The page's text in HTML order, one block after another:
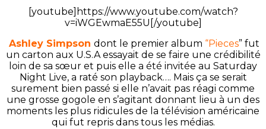
[youtube]https://www.youtube.com/watch?
v=iWGEwmaE55U[/youtube]
Ashley Simpson dont le premier album “Pieces” fut
un carton aux U.S.A essayait de se faire une crédibilité
loin de sa sœur et puis elle a été invitée au Saturday
Night Live, a raté son playback…. Mais ça se serait
surement bien passé si elle n’avait pas réagi comme
une grosse gogole en s’agitant donnant lieu à un des
moments les plus ridicules de la télévision américaine
qui fut repris dans tous les médias.